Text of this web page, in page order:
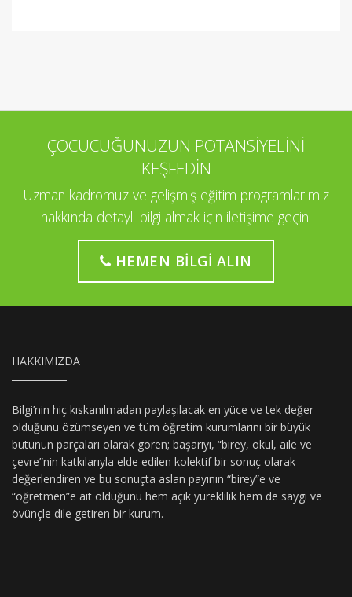
ÇOCUCUĞUNUZUN POTANSİYELİNİ
KEŞFEDİN
Uzman kadromuz ve gelişmiş eğitim programlarımız
hakkında detaylı bilgi almak için iletişime geçin.
HEMEN BILGI ALIN
HAKKIMIZDA
Bilgi’nin hiç kıskanılmadan paylaşılacak en yüce ve tek değer
olduğunu özümseyen ve tüm öğretim kurumlarını bir büyük
bütünün parçaları olarak gören; başarıyı, “birey, okul, aile ve
çevre”nin katkılarıyla elde edilen kolektif bir sonuç olarak
değerlendiren ve bu sonuçta aslan payının “birey”e ve
“öğretmen”e ait olduğunu hem açık yüreklilik hem de saygı ve
övünçle dile getiren bir kurum.